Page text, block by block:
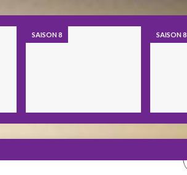
SAISON 8 SAISON 8